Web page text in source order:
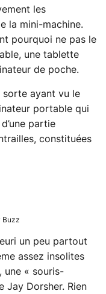
les
la mini-machine.
pourquoi ne pas le
une tablette
de poche.
sorte ayant vu le
portable qui
partie
constituées
Buzz
un peu partout
assez insolites
une « souris-
Jay Dorsher. Rien